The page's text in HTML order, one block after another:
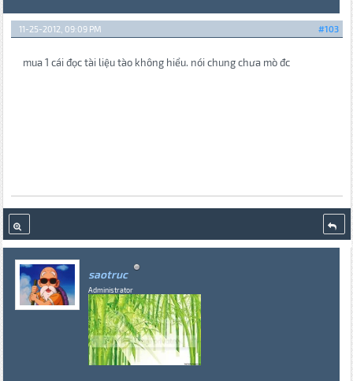
#103
11-25-2012, 09:09 PM
mua 1 cái đọc tài liệu tào không hiểu. nói chung chưa mò đc
saotruc
Administrator